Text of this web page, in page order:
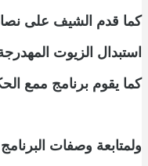
كما قدم الشيف على
استبدال الزيوت
كما يقوم برنامج ممع
ولمتابعة وصفات